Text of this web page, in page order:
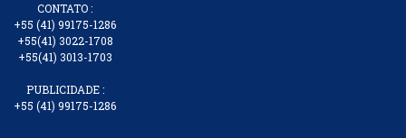
CONTATO :
+55 (41) 99175-1286
+55(41) 3022-1708
+55(41) 3013-1703
PUBLICIDADE :
+55 (41) 99175-1286